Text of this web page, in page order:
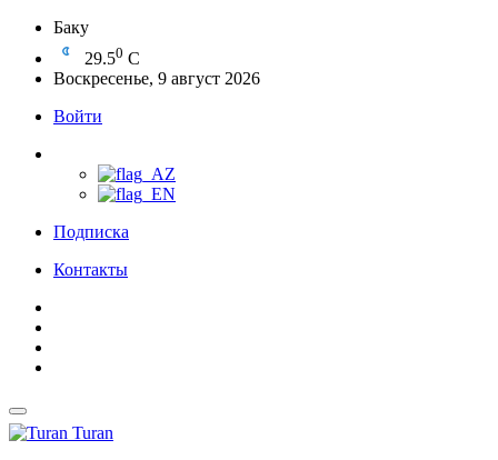
Баку
29.50 C
Воскресенье, 9 август 2026
Войти
Подписка
Контакты
Turan